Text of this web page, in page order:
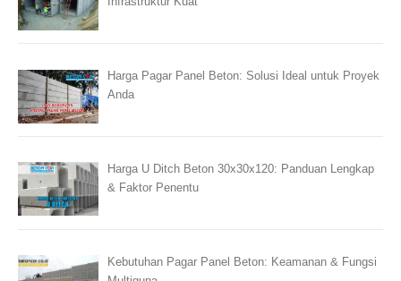
Harga Pagar Panel Beton: Solusi Ideal untuk Proyek
Anda
Harga U Ditch Beton 30x30x120: Panduan Lengkap
& Faktor Penentu
Kebutuhan Pagar Panel Beton: Keamanan & Fungsi